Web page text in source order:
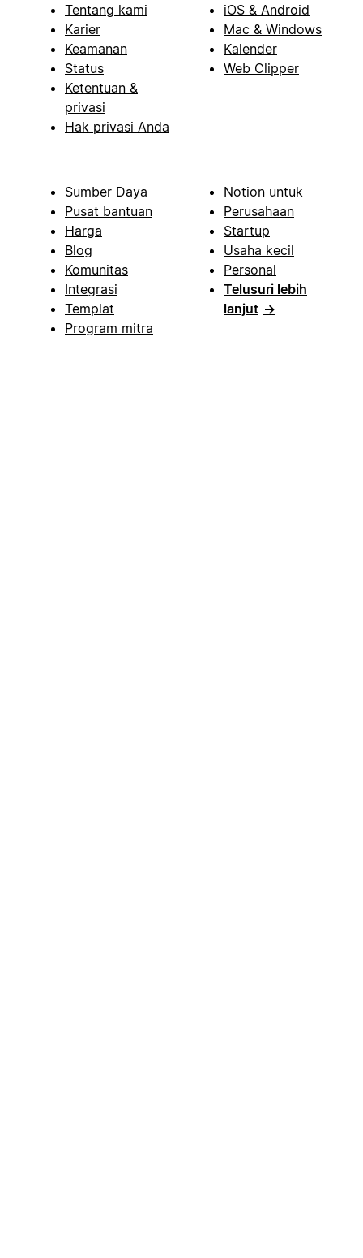
Tentang kami
Karier
Keamanan
Status
Ketentuan &
privasi
Hak privasi Anda
iOS & Android
Mac & Windows
Kalender
Web Clipper
Sumber Daya
Pusat bantuan
Harga
Blog
Komunitas
Integrasi
Templat
Program mitra
Notion untuk
Perusahaan
Startup
Usaha kecil
Personal
Telusuri lebih
lanjut →